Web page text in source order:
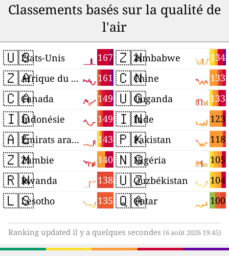
Classements basés sur la qualité de
l'air
🇺🇸 167
États-Unis
🇿🇦 161
Afrique du Sud
🇨🇦 149
Canada
🇮🇩 149
Indonésie
🇦🇪 143
Émirats arabes unis
🇿🇲 140
Zambie
🇷🇼 138
Rwanda
🇱🇸 135
Lesotho
🇿🇼 134
Zimbabwe
🇨🇳 133
Chine
🇺🇬 133
Ouganda
🇮🇳 123
Inde
🇵🇰 118
Pakistan
🇳🇬 105
Nigéria
🇺🇿 104
Ouzbékistan
🇶🇦 100
Qatar
Ranking updated il y a quelques secondes (6 août 2026 19:45)